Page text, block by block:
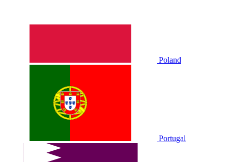
Poland
Portugal